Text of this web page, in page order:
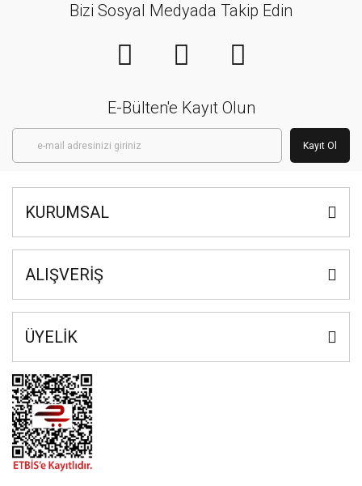
Bizi Sosyal Medyada Takip Edin
E-Bülten'e Kayıt Olun
Kayıt Ol
KURUMSAL
ALIŞVERİŞ
ÜYELİK